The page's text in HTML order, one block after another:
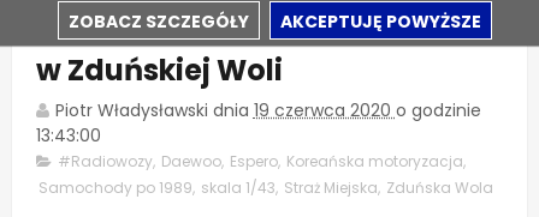
a
Daewoo Espero - Straż Miejska
w Zduńskiej Woli
Piotr Władysławski dnia 19 czerwca 2020 o godzinie
13:43:00
#Radiowozy, Daewoo, Espero, Koreańska motoryzacja,
Samochody po 1989, skala 1/43, Straż Miejska, Zduńska Wola
ZOBACZ SZCZEGÓŁY AKCEPTUJĘ POWYŻSZE